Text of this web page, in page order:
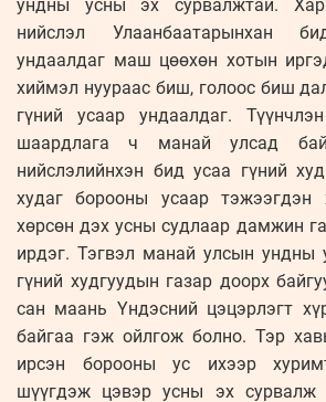
ундны усны эх сурвалжтай.
нийслэл Улаанбаатарынхан
ундаалдаг маш цөөхөн хотын
хиймэл нуураас биш, голоос биш
гүний усаар ундаалдаг.
шаардлага ч манай улсад
нийслэлийнхэн бид усаа гүний
худаг борооны усаар тэжээгдэн
хөрсөн дэх усны судлаар дамжин
ирдэг. Тэгвэл манай улсын ундны
гүний худгуудын газар доорх
сан маань Үндэсний цэцэрлэгт
байгаа гэж ойлгож болно. Тэр
ирсэн борооны ус ихээр
шүүгдэж цэвэр усны эх сурвалж